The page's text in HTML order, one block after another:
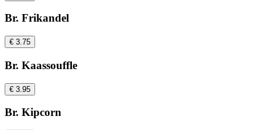
Br. Frikandel
€ 3.75
Br. Kaassouffle
€ 3.95
Br. Kipcorn